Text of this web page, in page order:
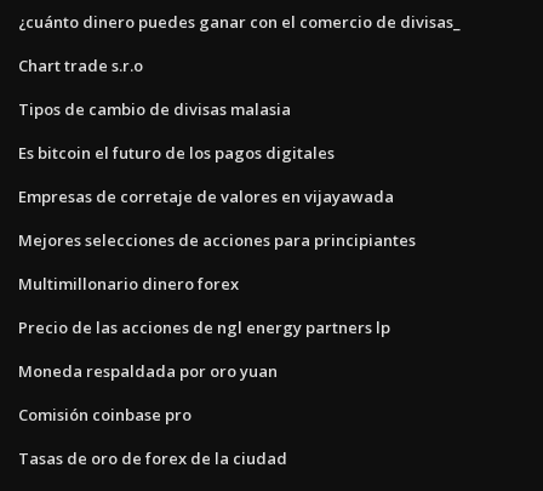
¿cuánto dinero puedes ganar con el comercio de divisas_
Chart trade s.r.o
Tipos de cambio de divisas malasia
Es bitcoin el futuro de los pagos digitales
Empresas de corretaje de valores en vijayawada
Mejores selecciones de acciones para principiantes
Multimillonario dinero forex
Precio de las acciones de ngl energy partners lp
Moneda respaldada por oro yuan
Comisión coinbase pro
Tasas de oro de forex de la ciudad